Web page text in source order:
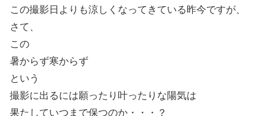
この撮影日よりも涼しくなってきている昨今ですが、
さて、
この
暑からず寒からず
という
撮影に出るには願ったり叶ったりな陽気は
果たしていつまで保つのか・・・？